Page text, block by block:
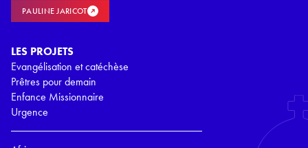
PAULINE JARICOT
LES PROJETS
Evangélisation et catéchèse
Prêtres pour demain
Enfance Missionnaire
Urgence